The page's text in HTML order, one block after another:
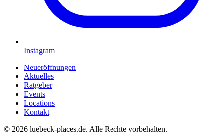
Instagram
Neueröffnungen
Aktuelles
Ratgeber
Events
Locations
Kontakt
© 2026 luebeck-places.de. Alle Rechte vorbehalten.